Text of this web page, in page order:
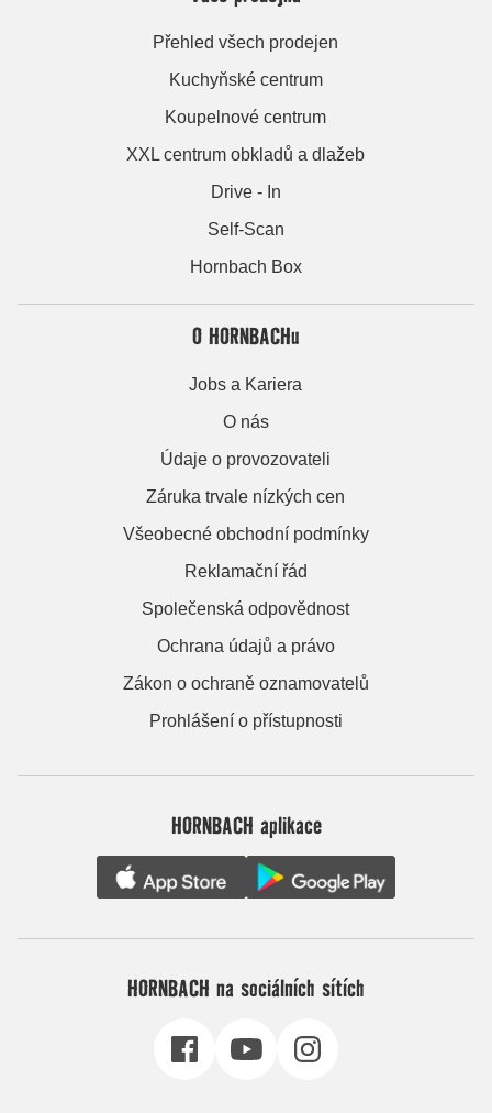
Přehled všech prodejen
Kuchyňské centrum
Koupelnové centrum
XXL centrum obkladů a dlažeb
Drive - In
Self-Scan
Hornbach Box
O HORNBACHu
Jobs a Kariera
O nás
Údaje o provozovateli
Záruka trvale nízkých cen
Všeobecné obchodní podmínky
Reklamační řád
Společenská odpovědnost
Ochrana údajů a právo
Zákon o ochraně oznamovatelů
Prohlášení o přístupnosti
HORNBACH aplikace
HORNBACH na sociálních sítích